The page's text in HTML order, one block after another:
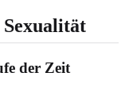
der Zeit